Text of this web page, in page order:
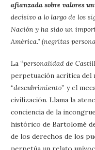
afianzada sobre valores
decisivo a lo largo de los
Nación y ha sido un
América.” (negritas
La “personalidad de
perpetuación acrítica
“descubrimiento” y el
civilización. Llama la
conciencia de la
histórico de Bartolomé
de los derechos de los